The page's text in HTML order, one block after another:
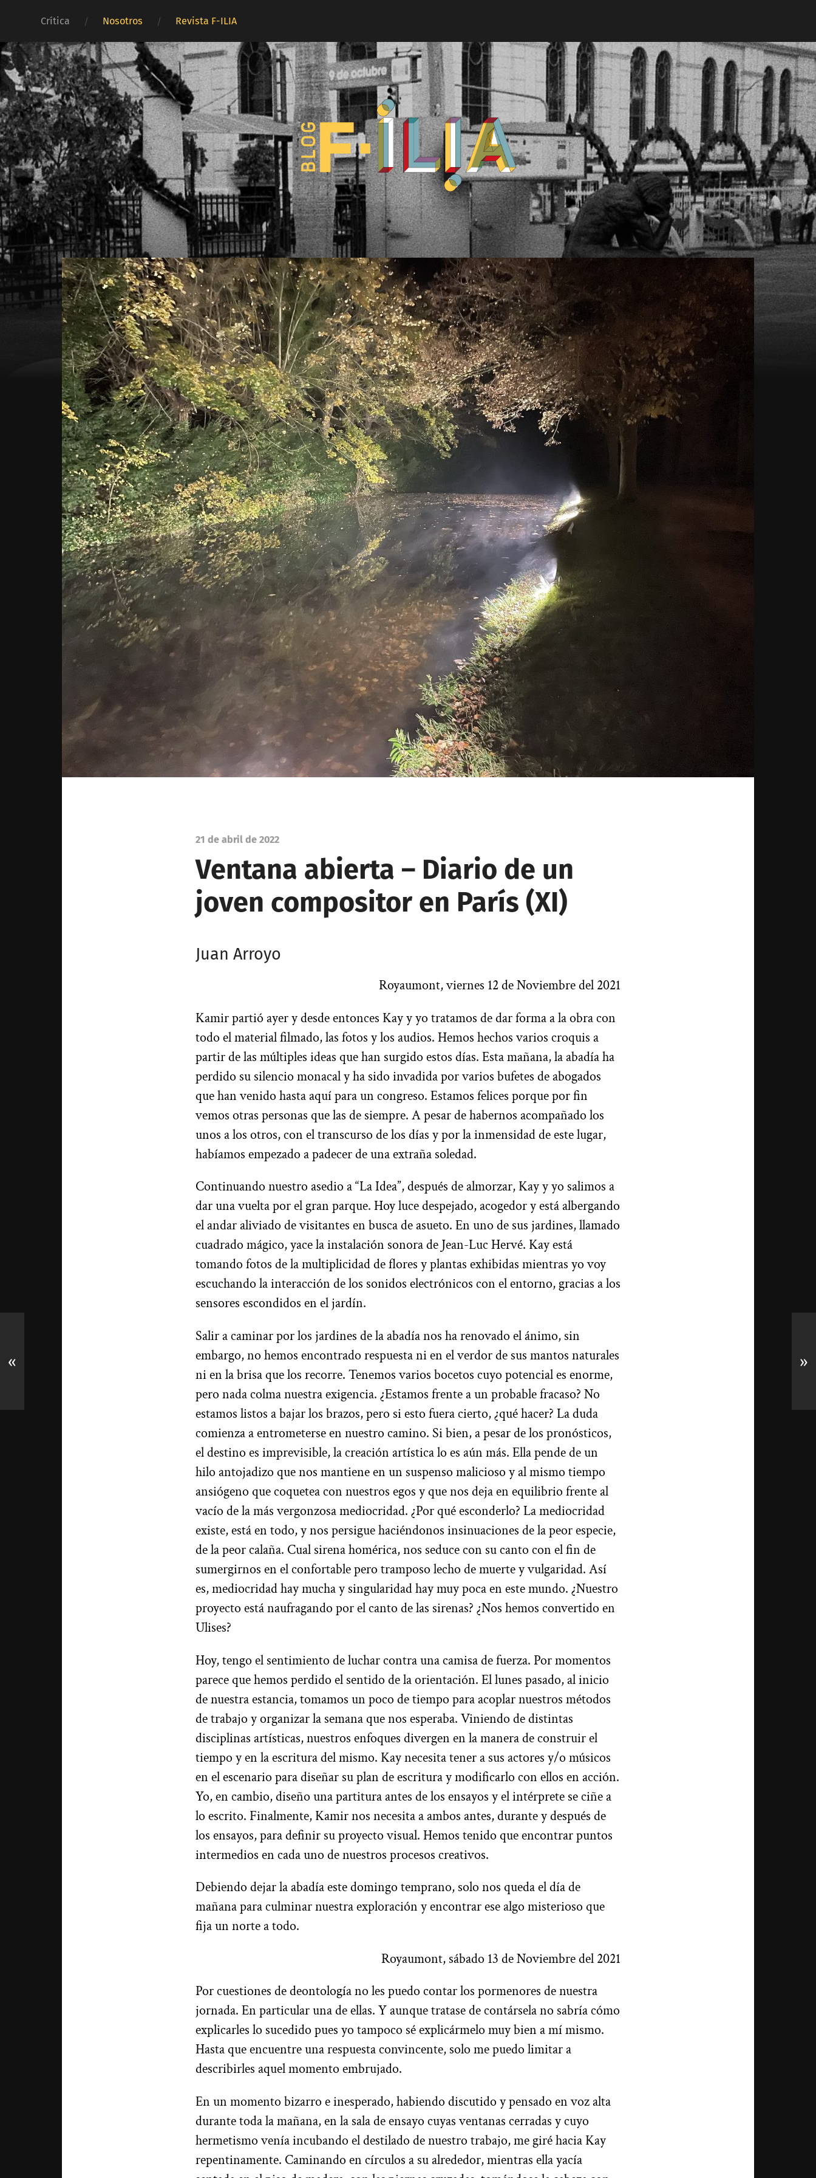
Crítica Nosotros Revista F-ILIA
Blog
F-
ILIA
21 de abril de 2022
Ventana abierta – Diario de un
joven compositor en París (XI)
Juan Arroyo
Royaumont, viernes 12 de Noviembre del 2021
Kamir partió ayer y desde entonces Kay y yo tratamos de dar forma a la obra con
todo el material filmado, las fotos y los audios. Hemos hechos varios croquis a
partir de las múltiples ideas que han surgido estos días. Esta mañana, la abadía ha
perdido su silencio monacal y ha sido invadida por varios bufetes de abogados
que han venido hasta aquí para un congreso. Estamos felices porque por fin
vemos otras personas que las de siempre. A pesar de habernos acompañado los
unos a los otros, con el transcurso de los días y por la inmensidad de este lugar,
habíamos empezado a padecer de una extraña soledad.
Continuando nuestro asedio a “La Idea”, después de almorzar, Kay y yo salimos a
dar una vuelta por el gran parque. Hoy luce despejado, acogedor y está albergando
el andar aliviado de visitantes en busca de asueto. En uno de sus jardines, llamado
cuadrado mágico, yace la instalación sonora de Jean-Luc Hervé. Kay está
tomando fotos de la multiplicidad de flores y plantas exhibidas mientras yo voy
escuchando la interacción de los sonidos electrónicos con el entorno, gracias a los
sensores escondidos en el jardín.
Salir a caminar por los jardines de la abadía nos ha renovado el ánimo, sin
embargo, no hemos encontrado respuesta ni en el verdor de sus mantos naturales
ni en la brisa que los recorre. Tenemos varios bocetos cuyo potencial es enorme,
pero nada colma nuestra exigencia. ¿Estamos frente a un probable fracaso? No
estamos listos a bajar los brazos, pero si esto fuera cierto, ¿qué hacer? La duda
comienza a entrometerse en nuestro camino. Si bien, a pesar de los pronósticos,
el destino es imprevisible, la creación artística lo es aún más. Ella pende de un
hilo antojadizo que nos mantiene en un suspenso malicioso y al mismo tiempo
ansiógeno que coquetea con nuestros egos y que nos deja en equilibrio frente al
vacío de la más vergonzosa mediocridad. ¿Por qué esconderlo? La mediocridad
existe, está en todo, y nos persigue haciéndonos insinuaciones de la peor especie,
de la peor calaña. Cual sirena homérica, nos seduce con su canto con el fin de
sumergirnos en el confortable pero tramposo lecho de muerte y vulgaridad. Así
es, mediocridad hay mucha y singularidad hay muy poca en este mundo. ¿Nuestro
proyecto está naufragando por el canto de las sirenas? ¿Nos hemos convertido en
Ulises?
Hoy, tengo el sentimiento de luchar contra una camisa de fuerza. Por momentos
parece que hemos perdido el sentido de la orientación. El lunes pasado, al inicio
de nuestra estancia, tomamos un poco de tiempo para acoplar nuestros métodos
de trabajo y organizar la semana que nos esperaba. Viniendo de distintas
disciplinas artísticas, nuestros enfoques divergen en la manera de construir el
tiempo y en la escritura del mismo. Kay necesita tener a sus actores y/o músicos
en el escenario para diseñar su plan de escritura y modificarlo con ellos en acción.
Yo, en cambio, diseño una partitura antes de los ensayos y el intérprete se ciñe a
lo escrito. Finalmente, Kamir nos necesita a ambos antes, durante y después de
los ensayos, para definir su proyecto visual. Hemos tenido que encontrar puntos
intermedios en cada uno de nuestros procesos creativos.
Debiendo dejar la abadía este domingo temprano, solo nos queda el día de
mañana para culminar nuestra exploración y encontrar ese algo misterioso que
fija un norte a todo.
Royaumont, sábado 13 de Noviembre del 2021
Por cuestiones de deontología no les puedo contar los pormenores de nuestra
jornada. En particular una de ellas. Y aunque tratase de contársela no sabría cómo
explicarles lo sucedido pues yo tampoco sé explicármelo muy bien a mí mismo.
Hasta que encuentre una respuesta convincente, solo me puedo limitar a
describirles aquel momento embrujado.
En un momento bizarro e inesperado, habiendo discutido y pensado en voz alta
durante toda la mañana, en la sala de ensayo cuyas ventanas cerradas y cuyo
hermetismo venía incubando el destilado de nuestro trabajo, me giré hacia Kay
repentinamente. Caminando en círculos a su alrededor, mientras ella yacía
« »